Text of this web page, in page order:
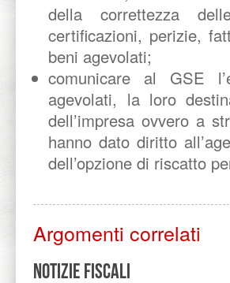
della correttezza
certificazioni, perizie,
beni agevolati;
comunicare al GSE
agevolati, la loro
dell’impresa ovvero a
hanno dato diritto
dell’opzione di
Argomenti correlati
Notizie Fiscali